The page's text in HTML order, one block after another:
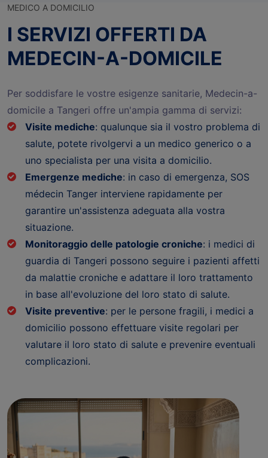
MEDICO A DOMICILIO
I SERVIZI OFFERTI DA
MEDECIN-A-DOMICILE
Per soddisfare le vostre esigenze sanitarie, Medecin-a-
domicile a Tangeri offre un'ampia gamma di servizi:
Visite mediche: qualunque sia il vostro problema di
salute, potete rivolgervi a un medico generico o a
uno specialista per una visita a domicilio.
Emergenze mediche: in caso di emergenza, SOS
médecin Tanger interviene rapidamente per
garantire un'assistenza adeguata alla vostra
situazione.
Monitoraggio delle patologie croniche: i medici di
guardia di Tangeri possono seguire i pazienti affetti
da malattie croniche e adattare il loro trattamento
in base all'evoluzione del loro stato di salute.
Visite preventive: per le persone fragili, i medici a
domicilio possono effettuare visite regolari per
valutare il loro stato di salute e prevenire eventuali
complicazioni.